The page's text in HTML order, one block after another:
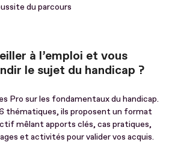
du parcours
à l’emploi et vous
le sujet du handicap ?
Pro sur les fondamentaux du handicap.
thématiques, ils proposent un format
mêlant apports clés, cas pratiques,
et activités pour valider vos acquis.